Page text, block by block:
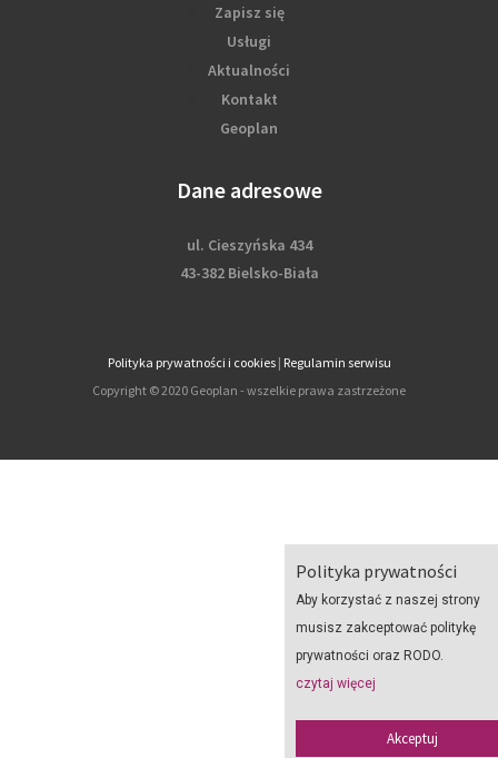
Polityka prywatności
Aby korzystać z naszej strony
musisz zakceptować politykę
prywatności oraz RODO.
czytaj więcej
Akceptuj
Zapisz się
Usługi
Aktualności
Kontakt
Geoplan
Dane adresowe
ul. Cieszyńska 434
43-382 Bielsko-Biała
Polityka prywatności i cookies| Regulamin serwisu
Copyright © 2020 Geoplan - wszelkie prawa zastrzeżone